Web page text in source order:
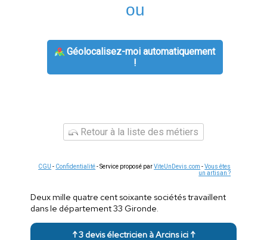
ou
Géolocalisez-moi automatiquement
!
Retour à la liste des métiers
CGU - Confidentialité- Service proposé parViteUnDevis.com -Vous êtes
un artisan ?
Deux mille quatre cent soixante sociétés travaillent
dans le département 33 Gironde.
↑ 3 devis électricien à Arcins ici ↑